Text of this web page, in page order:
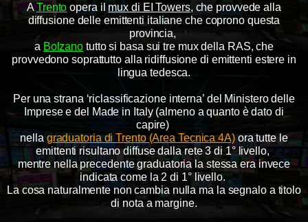
ATrento opera ilmux di EI Towers, che provvede alla
diffusione delle emittenti italiane che coprono questa
provincia,
a Bolzano tutto si basa sui tre mux della RAS, che
provvedono soprattutto alla ridiffusione di emittenti estere in
lingua tedesca.
Per una strana ‘riclassificazione interna’ del Ministero delle
Imprese e del Made in Italy (almeno a quanto è dato di
capire)
nellagraduatoria di Trento (Area Tecnica 4A)ora tutte le
emittenti risultano diffuse dalla rete 3 di 1° livello,
mentre nella precedente graduatoria la stessa era invece
indicata come la 2 di 1° livello.
La cosa naturalmente non cambia nulla ma la segnalo a titolo
di nota a margine.